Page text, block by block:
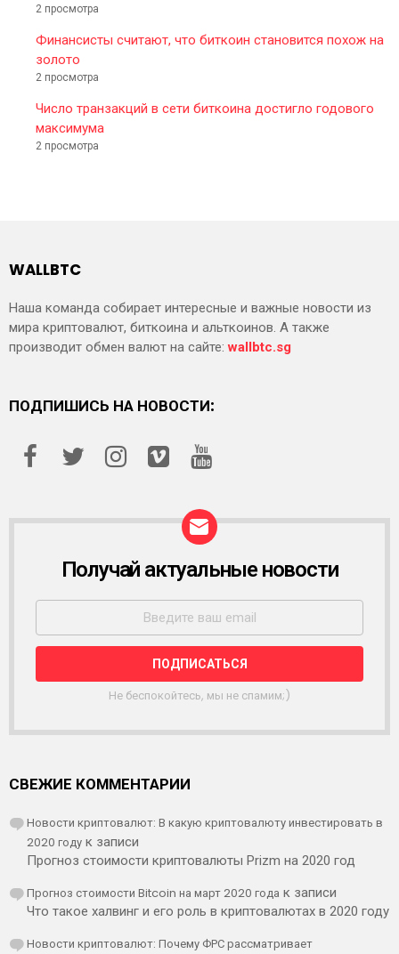
2 просмотра
Финансисты считают, что биткоин становится похож на
золото
2 просмотра
Число транзакций в сети биткоина достигло годового
максимума
2 просмотра
WALLBTC
Наша команда собирает интересные и важные новости из
мира криптовалют, биткоина и альткоинов. А также
производит обмен валют на сайте:wallbtc.sg
ПОДПИШИСЬ НА НОВОСТИ:
С
Ы
Л
К
Получай актуальные новости
Не беспокойтесь, мы не спамим;)
СВЕЖИЕ КОММЕНТАРИИ
Новости криптовалют: В какую криптовалюту инвестировать в
2020 году к записи
Прогноз стоимости криптовалюты Prizm на 2020 год
Прогноз стоимости Bitcoin на март 2020 года к записи
Что такое халвинг и его роль в криптовалютах в 2020 году
Новости криптовалют: Почему ФРС рассматривает